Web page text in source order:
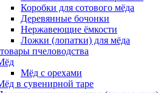
Коробки для сотового мёда
Деревянные бочонки
Нержавеющие ёмкости
Ложки (лопатки) для мёда
пчеловодства
Мёд с орехами
в сувенирной таре